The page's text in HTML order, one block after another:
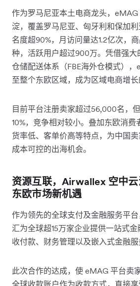
作为罗马尼亚本土电商龙头，
淀，覆盖罗马尼亚、匈牙利和保加
名度超90%，月访问量达1.2亿次，
种，活跃用户超过900万。凭借强大
仓储配送体系（FBE海外仓模式）
至整个东欧区域，成为区域电商增长
目前平台注册卖家超过56,000名，
10%，竞争相对较小。叠加东欧消费
货率低、客单价高等特点，为中国卖
成本可控的出海机会。
资源互联，Airwallex 空中
东欧市场新机遇
作为领先的全球支付及金融服务平
汇为全球超15万家企业提供一站式
收付款、财务管理以及嵌入式金融服
此次合作的达成，使 eMAG 平台卖